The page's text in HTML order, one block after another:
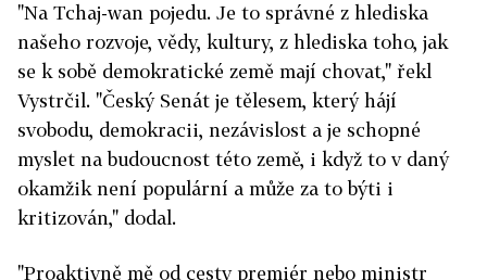
"Na Tchaj-wan pojedu. Je to správné z hlediska
našeho rozvoje, vědy, kultury, z hlediska toho, jak
se k sobě demokratické země mají chovat," řekl
Vystrčil. "Český Senát je tělesem, který hájí
svobodu, demokracii, nezávislost a je schopné
myslet na budoucnost této země, i když to v daný
okamžik není populární a může za to býti i
kritizován," dodal.
"Proaktivně mě od cesty premiér nebo ministr